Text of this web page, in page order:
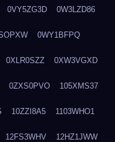
0VY5ZG3D 0W3LZD86
0WY1BFPQ
0XLR0SZZ 0XW3VGXD
0ZXS0PVO 105XMS37
10ZZI8A5 1103WHO1
12FS3WHV 12HZ1JWW